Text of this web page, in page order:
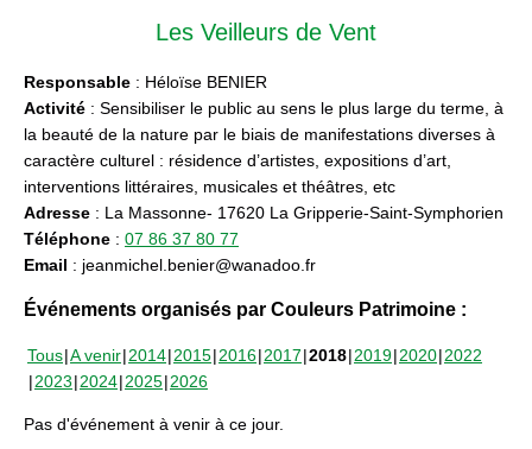
Les Veilleurs de Vent
Responsable : Héloïse BENIER
Activité : Sensibiliser le public au sens le plus large du terme, à
la beauté de la nature par le biais de manifestations diverses à
caractère culturel : résidence d’artistes, expositions d’art,
interventions littéraires, musicales et théâtres, etc
Adresse : La Massonne- 17620 La Gripperie-Saint-Symphorien
Téléphone : 07 86 37 80 77
Email : jeanmichel.benier@wanadoo.fr
Événements organisés par Couleurs Patrimoine :
Tous A venir 2014 2015 2016 2017 2018 2019 2020 2022
2023 2024 2025 2026
Pas d'événement à venir à ce jour.